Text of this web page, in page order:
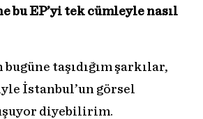
bu EP’yi tek cümleyle nasıl
taşıdığım şarkılar,
İstanbul’un görsel
diyebilirim.